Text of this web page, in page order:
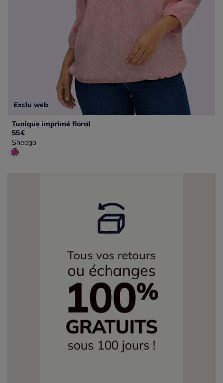
Exclu web
Tunique imprimé floral
55€
Sheego